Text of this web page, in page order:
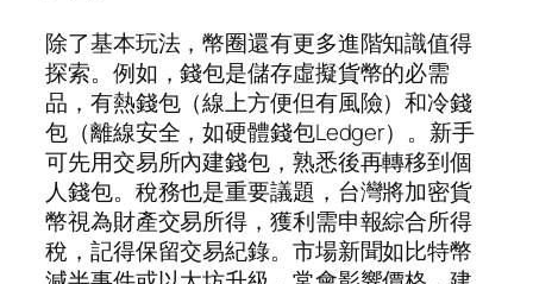
除了基本玩法，幣圈還有更多進階知識值得
探索。例如，錢包是儲存虛擬貨幣的必需
品，有熱錢包（線上方便但有風險）和冷錢
包（離線安全，如硬體錢包Ledger）。新手
可先用交易所內建錢包，熟悉後再轉移到個
人錢包。稅務也是重要議題，台灣將加密貨
幣視為財產交易所得，獲利需申報綜合所得
稅，記得保留交易紀錄。市場新聞如比特幣